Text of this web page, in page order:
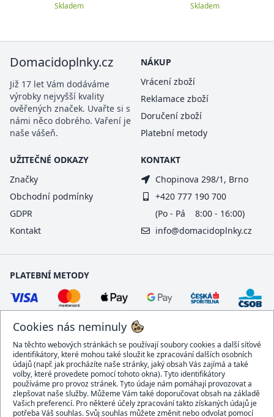
Skladem Skladem
Cookies nás neminuly
Na těchto webových stránkách se používají soubory cookies a další síťové
identifikátory, které mohou také sloužit ke zpracování dalších osobních
údajů (např. jak procházíte naše stránky, jaký obsah Vás zajímá a také
volby, které provedete pomocí tohoto okna). Tyto identifikátory
používáme pro provoz stránek. Tyto údaje nám pomáhají provozovat a
zlepšovat naše služby. Můžeme Vám také doporučovat obsah na základě
Vašich preferencí. Pro některé účely zpracování takto získaných údajů je
potřeba Váš souhlas. Svůj souhlas můžete změnit nebo odvolat pomocí
Domacidoplnky.cz
Již 17 let Vám dodáváme
výrobky nejvyšší kvality
ověřených značek. Uvařte si s
námi něco dobrého. Vaření je
naše vášeň.
NÁKUP
Vrácení zboží
Reklamace zboží
Doručení zboží
Platební metody
UŽITEČNÉ ODKAZY
Značky
Obchodní podmínky
GDPR
Kontakt
KONTAKT
Chopinova 298/1, Brno
+420 777 190 700
(Po - Pá 8:00 - 16:00)
info@domacidoplnky.cz
PLATEBNÍ METODY
DOPRAVCI